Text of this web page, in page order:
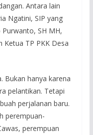
Antara lain
Ngatini, SIP yang
SH MH,
Ketua TP PKK Desa
Bukan hanya karena
pelantikan. Tetapi
perjalanan baru.
perempuan-
perempuan